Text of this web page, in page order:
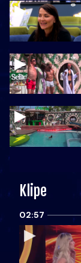
Klipe
02:57